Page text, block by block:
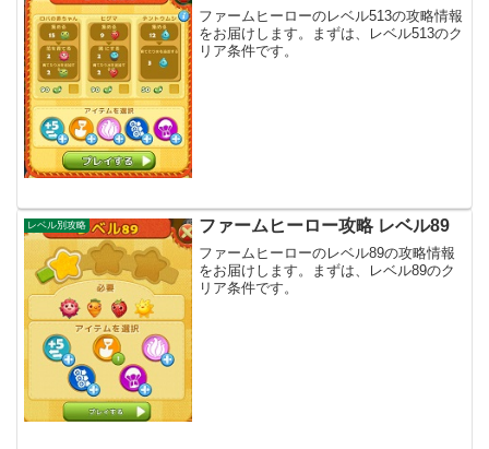
ファームヒーローのレベル513の攻略情報
をお届けします。まずは、レベル513のク
リア条件です。
レベル別攻略 ファームヒーロー攻略 レベル89
ファームヒーローのレベル89の攻略情報
をお届けします。まずは、レベル89のク
リア条件です。